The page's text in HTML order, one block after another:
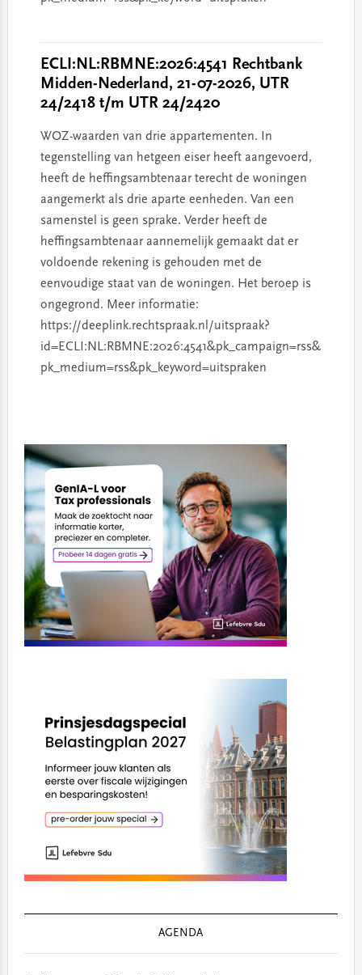
ECLI:NL:RBMNE:2026:4541 Rechtbank
Midden-Nederland, 21-07-2026, UTR
24/2418 t/m UTR 24/2420
WOZ-waarden van drie appartementen. In
tegenstelling van hetgeen eiser heeft aangevoerd,
heeft de heffingsambtenaar terecht de woningen
aangemerkt als drie aparte eenheden. Van een
samenstel is geen sprake. Verder heeft de
heffingsambtenaar aannemelijk gemaakt dat er
voldoende rekening is gehouden met de
eenvoudige staat van de woningen. Het beroep is
ongegrond. Meer informatie:
https://deeplink.rechtspraak.nl/uitspraak?
id=ECLI:NL:RBMNE:2026:4541&pk_campaign=rss&
pk_medium=rss&pk_keyword=uitspraken
Sidebar
AGENDA